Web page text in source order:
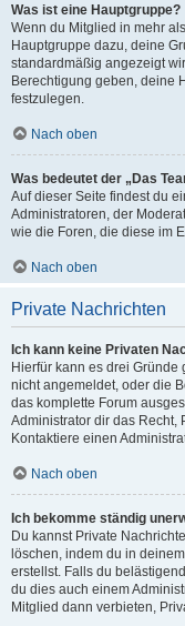
Was ist eine Hauptgruppe?
Wenn du Mitglied in mehr
Hauptgruppe dazu, deine
standardmäßig angezeigt
Berechtigung geben, deine
festzulegen.
Nach oben
Was bedeutet der „Das
Auf dieser Seite findest du
Administratoren, der
wie die Foren, die diese im
Nach oben
Private Nachrichten
Ich kann keine Privaten
Hierfür kann es drei
nicht angemeldet, oder die
das komplette Forum
Administrator dir das Recht,
Kontaktiere einen
Nach oben
Ich bekomme ständig
Du kannst Private
löschen, indem du in
erstellst. Falls du
du dies auch einem
Mitglied dann verbieten,